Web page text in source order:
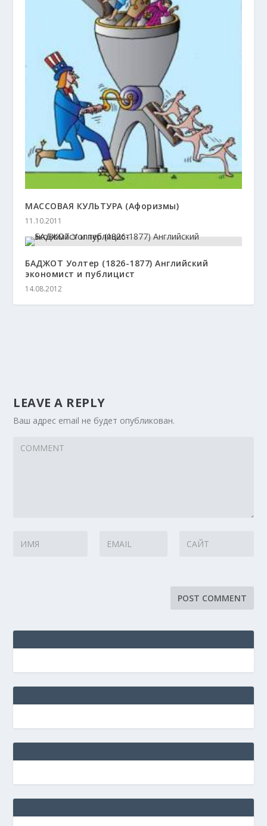
МАССОВАЯ КУЛЬТУРА (Афоризмы)
11.10.2011
БАДЖОТ Уолтер (1826-1877) Английский
экономист и публицист
14.08.2012
LEAVE A REPLY
Ваш адрес email не будет опубликован.